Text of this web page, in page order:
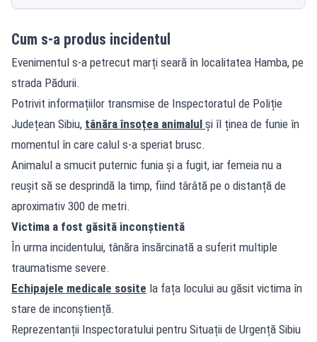
Cum s-a produs incidentul
Evenimentul s-a petrecut marți seară în localitatea Hamba, pe
strada Pădurii.
Potrivit informațiilor transmise de Inspectoratul de Poliție
Județean Sibiu, tânăra însoțea animalul și îl ținea de funie în
momentul în care calul s-a speriat brusc.
Animalul a smucit puternic funia și a fugit, iar femeia nu a
reușit să se desprindă la timp, fiind târâtă pe o distanță de
aproximativ 300 de metri.
Victima a fost găsită inconștientă
În urma incidentului, tânăra însărcinată a suferit multiple
traumatisme severe.
Echipajele medicale sosite la fața locului au găsit victima în
stare de inconștiență.
Reprezentanții Inspectoratului pentru Situații de Urgență Sibiu